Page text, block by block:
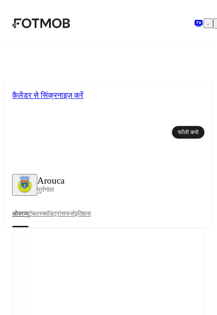
Arouca
पुर्तगाल
कैलेंडर से सिंक्रनाइज़ करें
फॉलो करो
ओवरव्यूटेबलस्क्वॉडट्रांसफर्सइतिहास